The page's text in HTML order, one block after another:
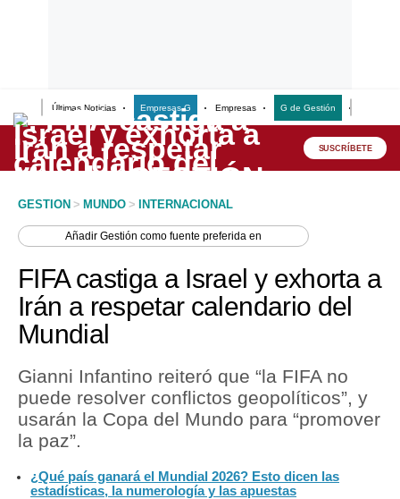
Últimas Noticias Empresas G Empresas G de Gestión
Lo último
Peru Quiosco
Economía
Mercados
Política
Tu Dinero
Finanzas Personales
SUSCRÍBETE
GESTION > MUNDO > INTERNACIONAL
AñadirGestión como fuente preferida en
FIFA castiga a Israel y exhorta a
Irán a respetar calendario del
Mundial
Gianni Infantino reiteró que “la FIFA no
puede resolver conflictos geopolíticos”, y
usarán la Copa del Mundo para “promover
la paz”.
¿Qué país ganará el Mundial 2026? Esto dicen las
estadísticas, la numerología y las apuestas